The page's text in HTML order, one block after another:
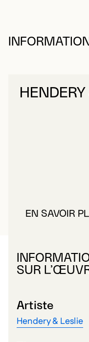
EN SAVOIR
À
SUR
Artiste
Hendery & Leslie